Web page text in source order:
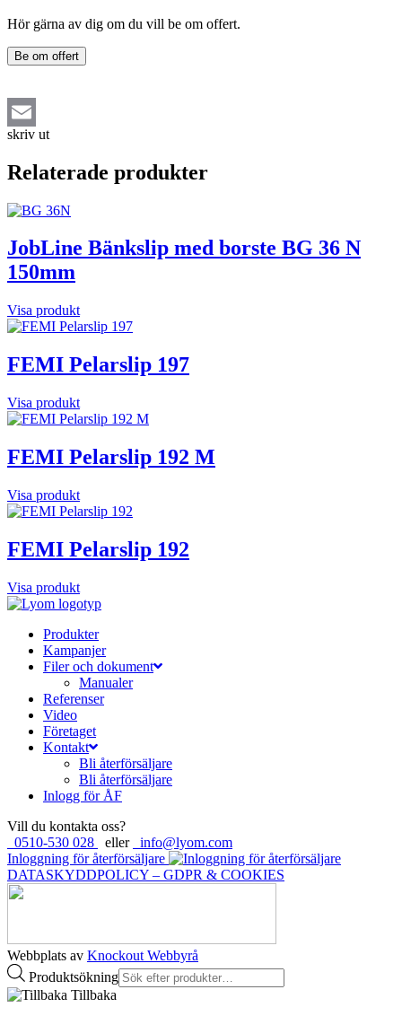
Hör gärna av dig om du vill be om offert.
Be om offert
Email
skriv ut
Relaterade produkter
JobLine Bänkslip med borste BG 36 N
150mm
Visa produkt
FEMI Pelarslip 197
Visa produkt
FEMI Pelarslip 192 M
Visa produkt
FEMI Pelarslip 192
Visa produkt
Produkter
Kampanjer
Filer och dokument
Manualer
Referenser
Video
Företaget
Kontakt
Bli återförsäljare
Bli återförsäljare
Inlogg för ÅF
Vill du kontakta oss?
0510-530 028
eller
info@lyom.com
Inloggning för återförsäljare
DATASKYDDPOLICY – GDPR & COOKIES
Webbplats av Knockout Webbyrå
Produktsökning
Tillbaka